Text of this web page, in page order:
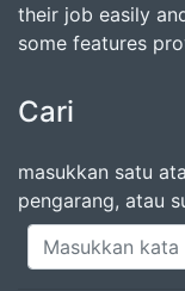
their job easily
some features
Cari
masukkan satu
pengarang, atau